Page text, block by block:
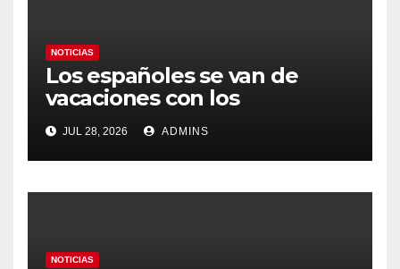
NOTICIAS
Los españoles se van de
vacaciones con los
carburantes hasta un 21%
más caros que el año pasado
y los hoteles disparados
JUL 28, 2026 ADMINS
NOTICIAS